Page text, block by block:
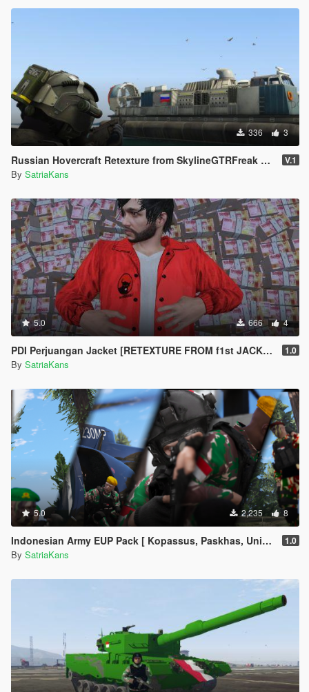
336 3
Russian Hovercraft Retexture from SkylineGTRFreak LCAC V.1
By SatriaKans
5.0 666 4
PDI Perjuangan Jacket [RETEXTURE FROM f1st JACKET] 1.0
By SatriaKans
5.0 2,235 8
Indonesian Army EUP Pack [ Kopassus, Paskhas, Universal with beret! ] 1.0
By SatriaKans